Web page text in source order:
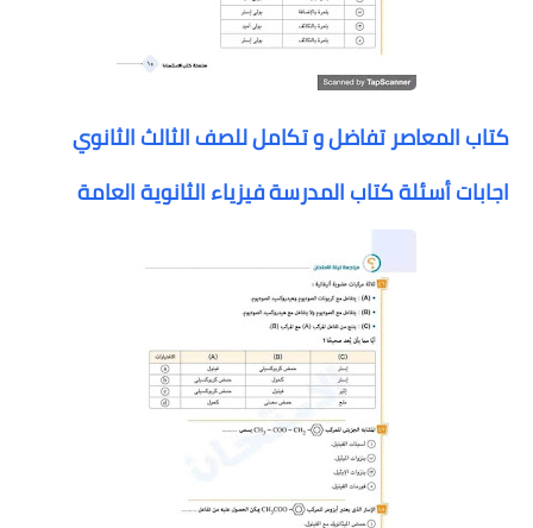
كتاب المعاصر تفاضل و تكامل للصف الثالث الثانوي
اجابات أسئلة كتاب المدرسة فيزياء الثانوية العامة